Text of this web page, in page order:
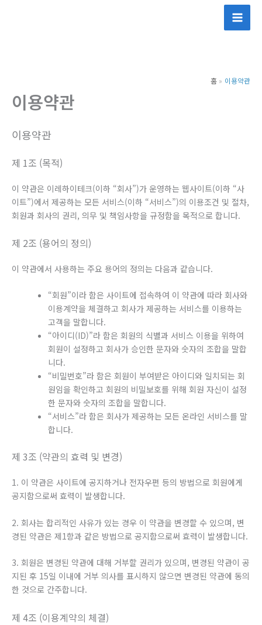
홈 이용약관
이용약관
이용약관
제 1조 (목적)
이 약관은 이레하이테크(이하 “회사”)가 운영하는 웹사이트(이하 “사
이트”)에서 제공하는 모든 서비스(이하 “서비스”)의 이용조건 및 절차,
회원과 회사의 권리, 의무 및 책임사항을 규정함을 목적으로 합니다.
제 2조 (용어의 정의)
이 약관에서 사용하는 주요 용어의 정의는 다음과 같습니다.
“회원”이라 함은 사이트에 접속하여 이 약관에 따라 회사와
이용계약을 체결하고 회사가 제공하는 서비스를 이용하는
고객을 말합니다.
“아이디(ID)”라 함은 회원의 식별과 서비스 이용을 위하여
회원이 설정하고 회사가 승인한 문자와 숫자의 조합을 말합
니다.
“비밀번호”라 함은 회원이 부여받은 아이디와 일치되는 회
원임을 확인하고 회원의 비밀보호를 위해 회원 자신이 설정
한 문자와 숫자의 조합을 말합니다.
“서비스”라 함은 회사가 제공하는 모든 온라인 서비스를 말
합니다.
제 3조 (약관의 효력 및 변경)
1. 이 약관은 사이트에 공지하거나 전자우편 등의 방법으로 회원에게
공지함으로써 효력이 발생합니다.
2. 회사는 합리적인 사유가 있는 경우 이 약관을 변경할 수 있으며, 변
경된 약관은 제1항과 같은 방법으로 공지함으로써 효력이 발생합니다.
3. 회원은 변경된 약관에 대해 거부할 권리가 있으며, 변경된 약관이 공
지된 후 15일 이내에 거부 의사를 표시하지 않으면 변경된 약관에 동의
한 것으로 간주합니다.
제 4조 (이용계약의 체결)